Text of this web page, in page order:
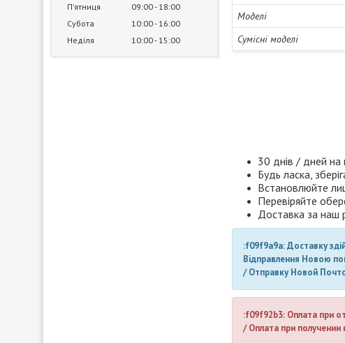
Пʼятниця
09:00 18:00
Субота
10:00 16:00
Неділя
10:00 15:00
Моделі
Сумісні моделі
30 днів / дней на
Будь ласка,
Встановлюйте
Перевіряйте
Доставка за наш
:f09f9a9a: Доставку
Відправлення Новою
/ Отправку Новой
:f09f92b3: Оплата при
/ Оплата при получении